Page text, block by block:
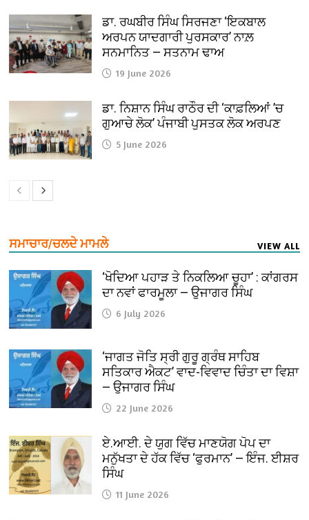
ਡਾ. ਰਘਬੀਰ ਸਿੰਘ ਸਿਰਜਣਾ ‘ਇਕਬਾਲ
ਅਰਪਨ ਯਾਦਗਾਰੀ ਪੁਰਸਕਾਰ’ ਨਾਲ਼
ਸਨਮਾਨਿਤ — ਸਤਨਾਮ ਢਾਅ
19 June 2026
ਡਾ. ਨਿਸ਼ਾਨ ਸਿੰਘ ਰਾਠੌਰ ਦੀ ‘ਕਾਫ਼ਲਿਆਂ ’ਚ
ਗੁਆਚੇ ਲੋਕ’ ਪੰਜਾਬੀ ਪੁਸਤਕ ਲੋਕ ਅਰਪਣ
5 June 2026
ਸਮਾਚਾਰ/ਚਲਦੇ ਮਾਮਲੇ VIEW ALL
‘ਖੋਦਿਆ ਪਹਾੜ ਤੇ ਨਿਕਲਿਆ ਚੂਹਾ’ : ਕਾਂਗਰਸ
ਦਾ ਨਵਾਂ ਫਾਰਮੂਲਾ — ਉਜਾਗਰ ਸਿੰਘ
6 July 2026
‘ਜਾਗਤ ਜੋਤਿ ਸ੍ਰੀ ਗੁਰੂ ਗ੍ਰੰਥ ਸਾਹਿਬ
ਸਤਿਕਾਰ ਐਕਟ’ ਵਾਦ-ਵਿਵਾਦ ਚਿੰਤਾ ਦਾ ਵਿਸ਼ਾ
— ਉਜਾਗਰ ਸਿੰਘ
22 June 2026
ਏ.ਆਈ. ਦੇ ਯੁਗ ਵਿੱਚ ਮਾਣਯੋਗ ਪੋਪ ਦਾ
ਮਨੁੱਖਤਾ ਦੇ ਹੱਕ ਵਿੱਚ ‘ਫੁਰਮਾਨ’ — ਇੰਜ. ਈਸ਼ਰ
ਸਿੰਘ
11 June 2026